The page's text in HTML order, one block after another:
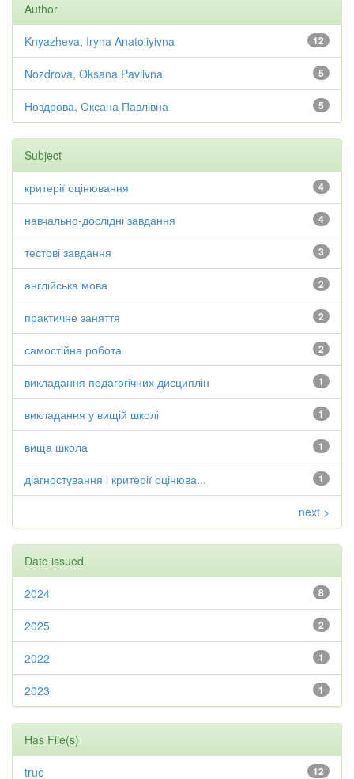
Author
12
Knyazheva, Iryna Anatoliyivna
5
Nozdrova, Oksana Pavlivna
5
Ноздрова, Оксана Павлівна
Subject
4
критерії оцінювання
4
навчально-дослідні завдання
3
тестові завдання
2
англійська мова
2
практичне заняття
2
самостійна робота
1
викладання педагогічних дисциплін
1
викладання у вищій школі
1
вища школа
1
діагностування і критерії оцінюва...
next >
Date issued
8
2024
2
2025
1
2022
1
2023
Has File(s)
12
true